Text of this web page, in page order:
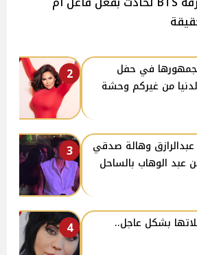
2
في حفل
من غيركم وحشة
3
وهالة صدقي
عبد الوهاب بالساحل
4
بشكل عاجل..